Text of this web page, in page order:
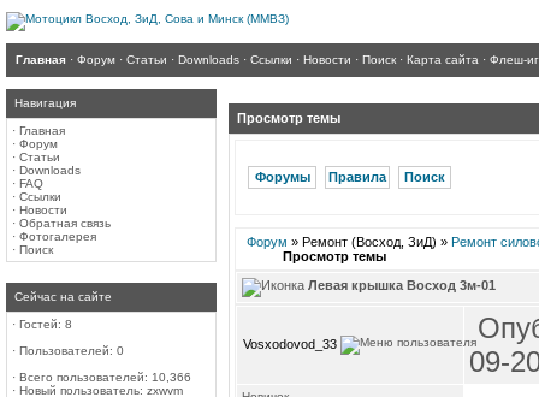
Главная · Форум · Статьи · Downloads · Ссылки · Новости · Поиск · Карта сайта · Флеш-
Навигация
· Главная
· Форум
· Статьи
· Downloads
· FAQ
· Ссылки
· Новости
· Обратная связь
· Фотогалерея
· Поиск
Сейчас на сайте
· Гостей: 8
· Пользователей: 0
· Всего пользователей: 10,366
· Новый пользователь: zxwvm
Просмотр темы
Форумы Правила Поиск
Форум » Ремонт (Восход, ЗиД) » Ремонт
Просмотр темы
Левая крышка Восход 3м-01
Vosxodovod_33
09-